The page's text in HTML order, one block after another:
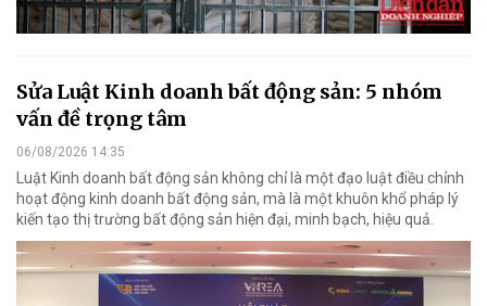
Sửa Luật Kinh doanh bất động sản: 5 nhóm
vấn đề trọng tâm
06/08/2026 14:35
Luật Kinh doanh bất động sản không chỉ là một đạo luật điều chỉnh
hoạt động kinh doanh bất động sản, mà là một khuôn khổ pháp lý
kiến tạo thị trường bất động sản hiện đại, minh bạch, hiệu quả.